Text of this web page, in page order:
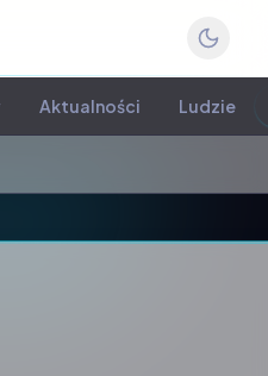
Aktualności Ludzie